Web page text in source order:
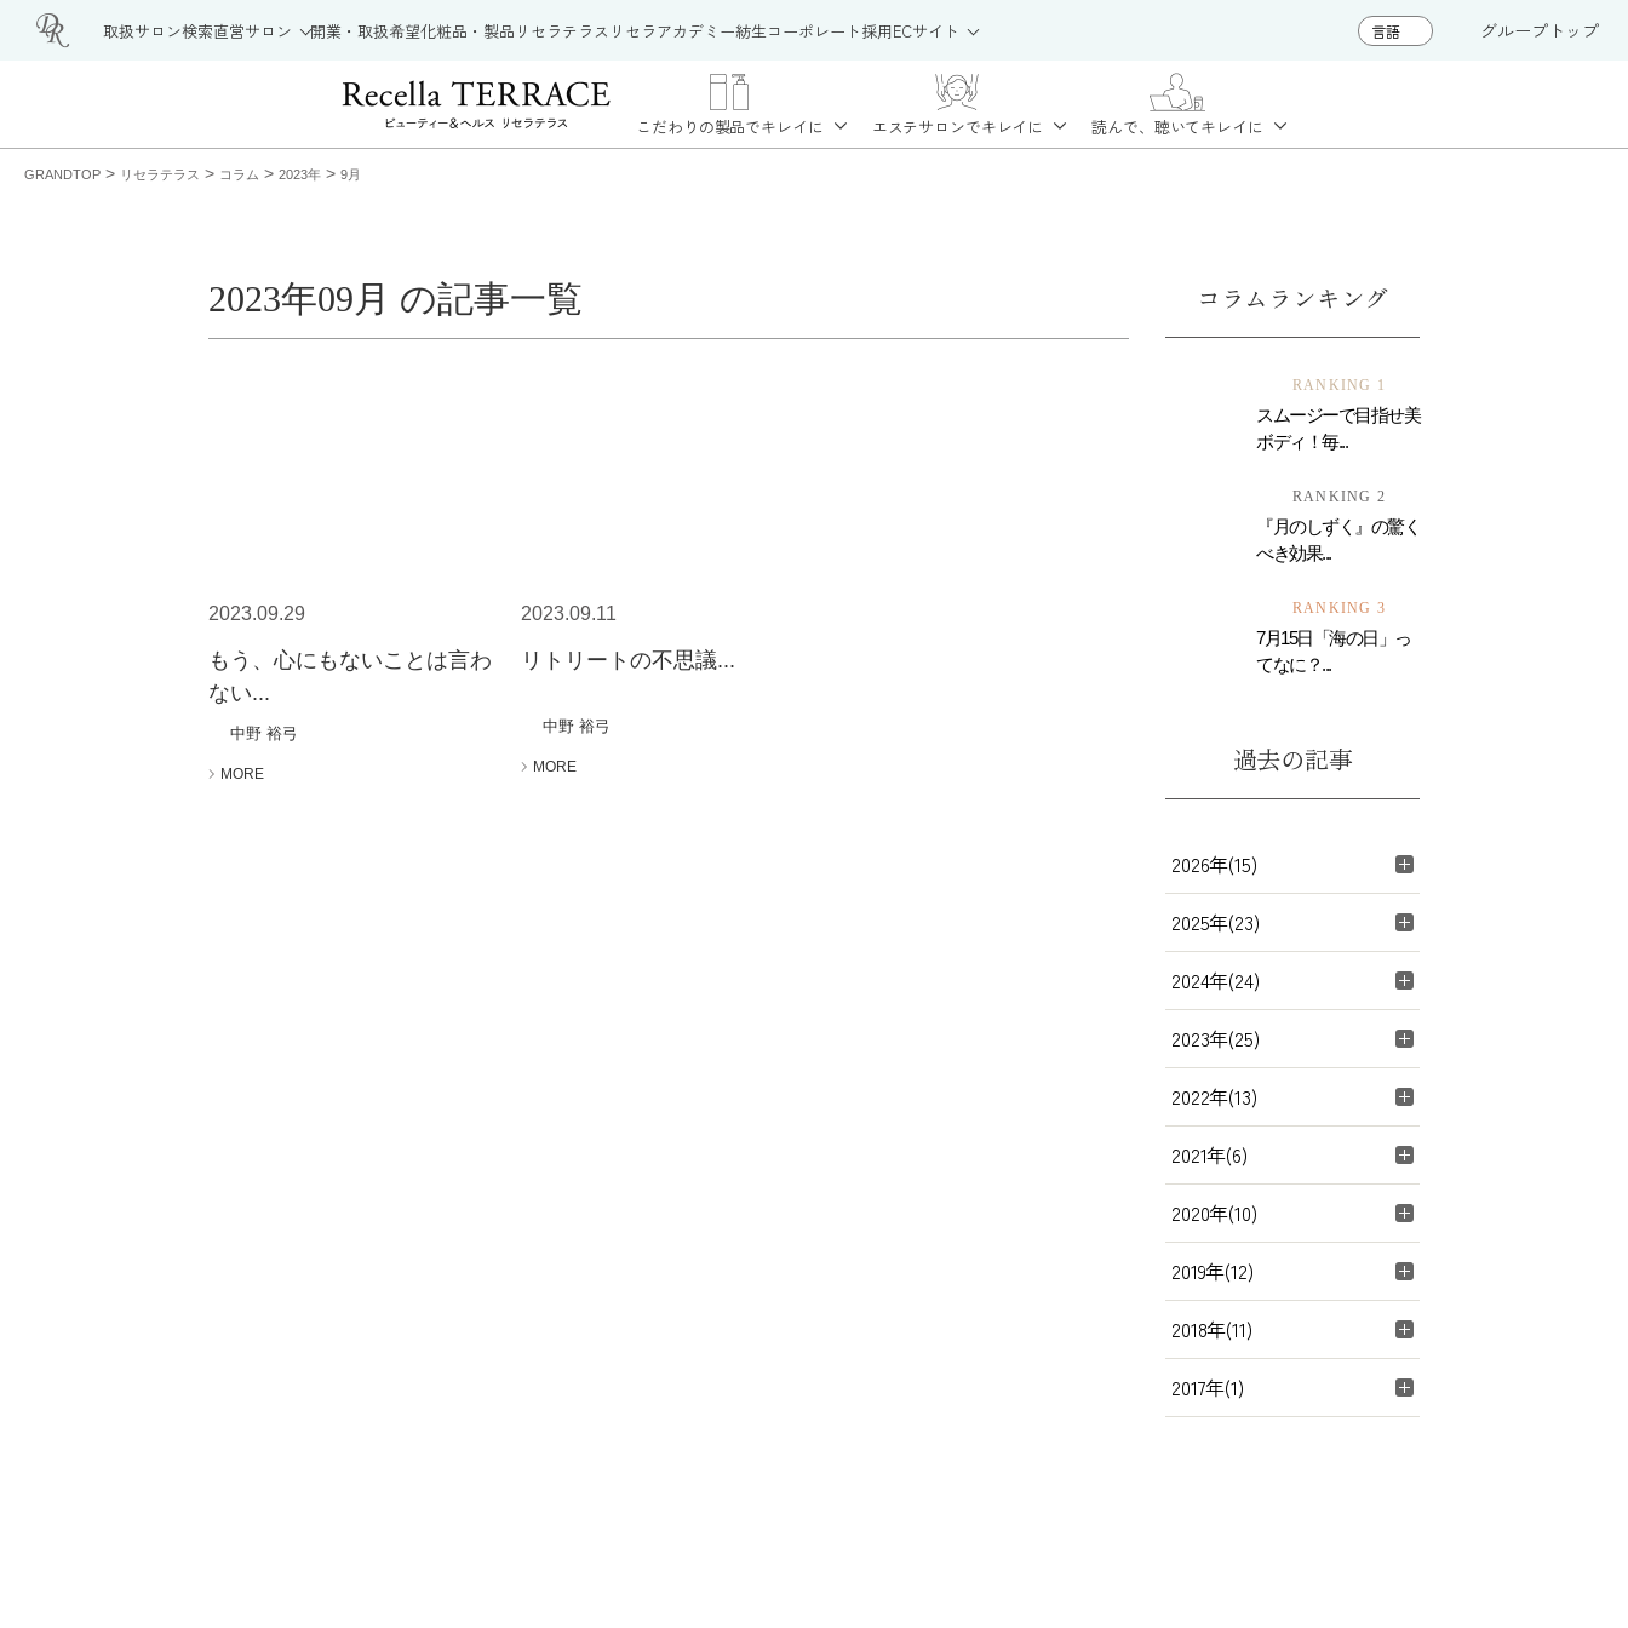
取扱サロン検索直営サロン 開業・取扱希望化粧品・製品 リセラテラス リセラアカデミー紡生コーポレート採用ECサイト グループトップ
こだわりの製品でキレイに エステサロンでキレイに 読んで、聴いてキレイに
GRANDTOP > リセラテラス > コラム > 2023年 > 9月
2023年09月 の記事一覧
2023.09.29
もう、心にもないことは言わ
ない...
中野 裕弓
MORE
2023.09.11
リトリートの不思議...
中野 裕弓
MORE
コラムランキング
RANKING 1
スムージーで目指せ美
ボディ！毎...
RANKING 2
『月のしずく』の驚く
べき効果...
RANKING 3
7月15日「海の日」っ
てなに？...
過去の記事
2026年(15)
2025年(23)
2024年(24)
2023年(25)
2022年(13)
2021年(6)
2020年(10)
2019年(12)
2018年(11)
2017年(1)